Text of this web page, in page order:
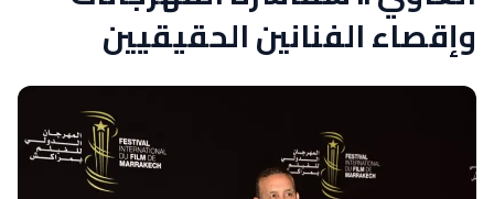
وإقصاء الفنانين الحقيقيين